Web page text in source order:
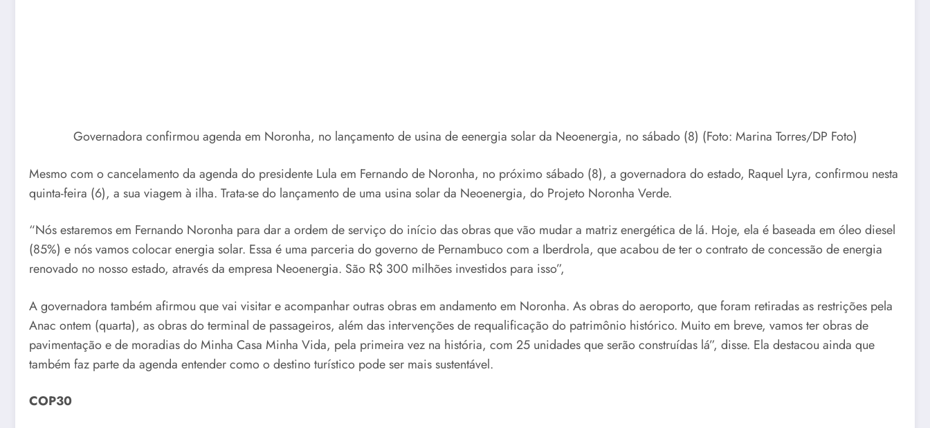
Governadora confirmou agenda em Noronha, no lançamento de usina de eenergia solar da Neoenergia, no sábado (8) (Foto: Marina Torres/DP Foto)
Mesmo com o cancelamento da agenda do presidente Lula em Fernando de Noronha, no próximo sábado (8), a governadora do estado, Raquel Lyra, confirmou nesta
quinta-feira (6), a sua viagem à ilha. Trata-se do lançamento de uma usina solar da Neoenergia, do Projeto Noronha Verde.
“Nós estaremos em Fernando Noronha para dar a ordem de serviço do início das obras que vão mudar a matriz energética de lá. Hoje, ela é baseada em óleo diesel
(85%) e nós vamos colocar energia solar. Essa é uma parceria do governo de Pernambuco com a Iberdrola, que acabou de ter o contrato de concessão de energia
renovado no nosso estado, através da empresa Neoenergia. São R$ 300 milhões investidos para isso”,
A governadora também afirmou que vai visitar e acompanhar outras obras em andamento em Noronha. As obras do aeroporto, que foram retiradas as restrições pela
Anac ontem (quarta), as obras do terminal de passageiros, além das intervenções de requalificação do patrimônio histórico. Muito em breve, vamos ter obras de
pavimentação e de moradias do Minha Casa Minha Vida, pela primeira vez na história, com 25 unidades que serão construídas lá”, disse. Ela destacou ainda que
também faz parte da agenda entender como o destino turístico pode ser mais sustentável.
COP30